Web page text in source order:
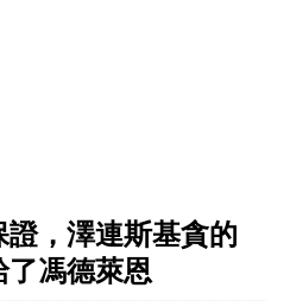
，澤連斯基貪的
馮德萊恩